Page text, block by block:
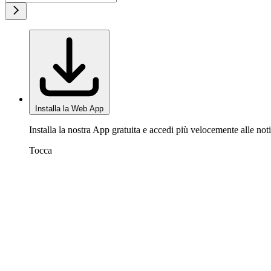
Installa la Web App
Installa la nostra App gratuita e accedi più velocemente alle
Tocca